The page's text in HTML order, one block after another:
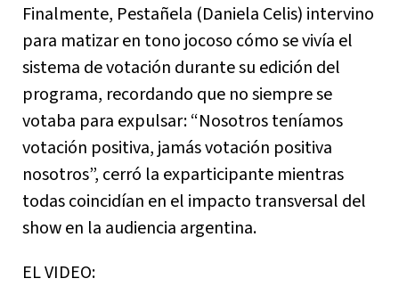
Finalmente, Pestañela (Daniela Celis) intervino
para matizar en tono jocoso cómo se vivía el
sistema de votación durante su edición del
programa, recordando que no siempre se
votaba para expulsar: “Nosotros teníamos
votación positiva, jamás votación positiva
nosotros”, cerró la exparticipante mientras
todas coincidían en el impacto transversal del
show en la audiencia argentina.
EL VIDEO: